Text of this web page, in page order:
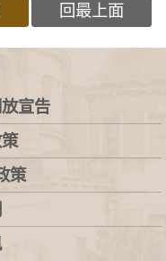
回最上面
宣告
策